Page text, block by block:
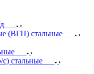
(ВГП) стальные
стальные